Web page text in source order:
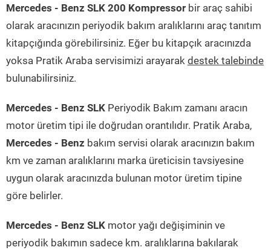
Mercedes - Benz SLK 200 Kompressor bir araç sahibi
olarak aracınızın periyodik bakım aralıklarını araç tanıtım
kitapçığında görebilirsiniz. Eğer bu kitapçık aracınızda
yoksa Pratik Araba servisimizi arayarak destek talebinde
bulunabilirsiniz.
Mercedes - Benz SLK Periyodik Bakım zamanı aracın
motor üretim tipi ile doğrudan orantılıdır. Pratik Araba,
Mercedes - Benz bakım servisi olarak aracınızın bakım
km ve zaman aralıklarını marka üreticisin tavsiyesine
uygun olarak aracınızda bulunan motor üretim tipine
göre belirler.
Mercedes - Benz SLK motor yağı değişiminin ve
periyodik bakımın sadece km. aralıklarına bakılarak